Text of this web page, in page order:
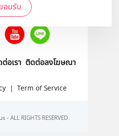
อมรับ
มเราได้ที่
อเรา ติดต่อลงโฆษณา
| Term of Service
ALL RIGHTS RESERVED.